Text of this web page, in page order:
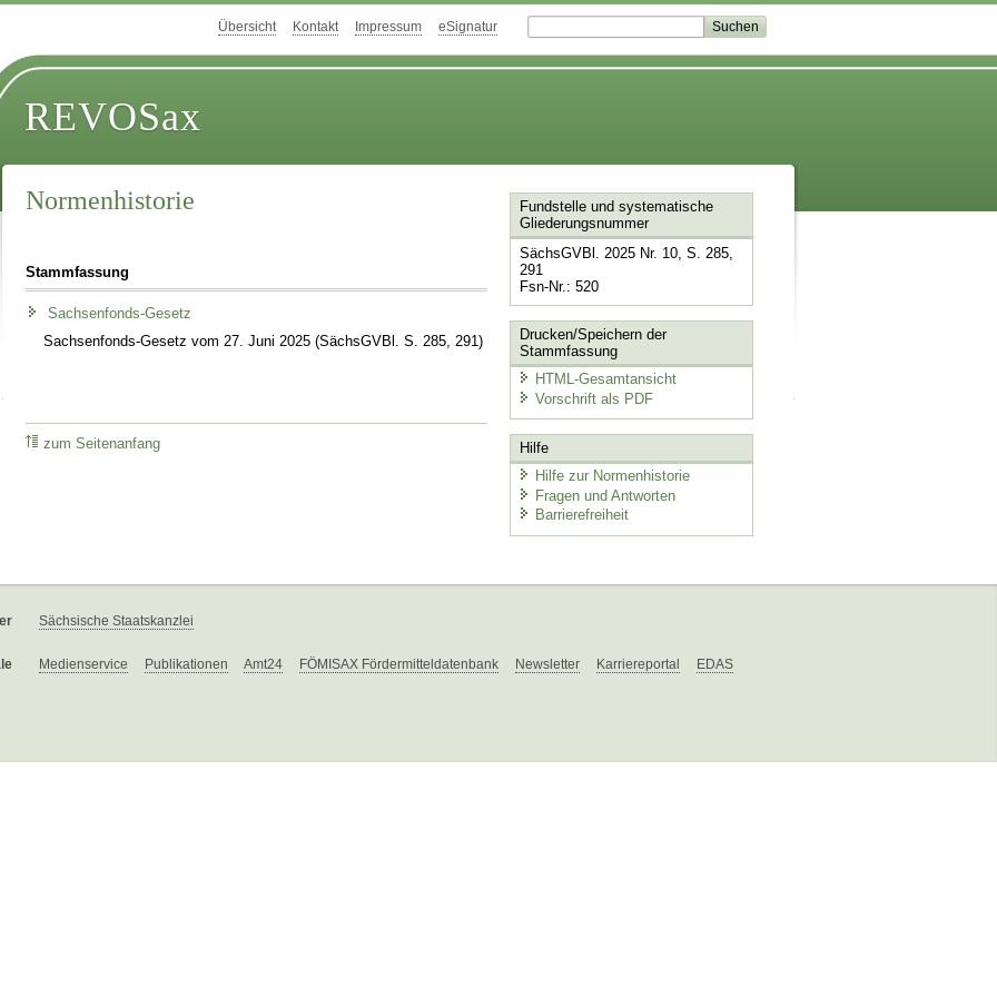
Übersicht Kontakt Impressum eSignatur
REVOSax
Normenhistorie
Stammfassung
Sachsenfonds-Gesetz
Sachsenfonds-Gesetz vom 27. Juni 2025 (SächsGVBl. S. 285, 291)
zum Seitenanfang
Fundstelle und systematische
Gliederungsnummer
SächsGVBl. 2025 Nr. 10, S. 285,
291
Fsn-Nr.: 520
Drucken/Speichern der
Stammfassung
HTML-Gesamtansicht
Vorschrift als PDF
Hilfe
Hilfe zur Normenhistorie
Fragen und Antworten
Barrierefreiheit
Sächsische Staatskanzlei
Medienservice Publikationen Amt24 FÖMISAX Fördermitteldatenbank Newsletter Karriereportal EDAS